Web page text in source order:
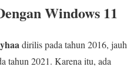
Windows 11
dirilis pada tahun 2016, jauh
tahun 2021. Karena itu, ada